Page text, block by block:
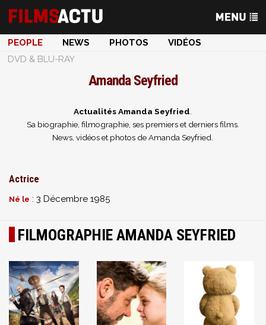
PEOPLE NEWS PHOTOS
VIDÉOS
DVD & BLU-RAY
Amanda Seyfried
Actualités Amanda Seyfried
Sa biographie, filmographie, ses premiers et derniers films.
News, vidéos et photos de Amanda Seyfried.
Actrice
Né le : 3 Décembre 1985
FILMOGRAPHIE AMANDA SEYFRIED